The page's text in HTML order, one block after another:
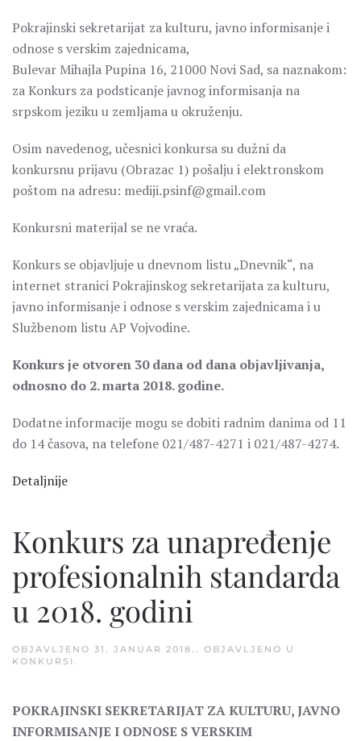
Pokrajinski sekretarijat za kulturu, javno informisanje i
odnose s verskim zajednicama,
Bulevar Mihajla Pupina 16, 21000 Novi Sad, sa naznakom:
za Konkurs za podsticanje javnog informisanja na
srpskom jeziku u zemljama u okruženju.
Osim navedenog, učesnici konkursa su dužni da
konkursnu prijavu (Obrazac 1) pošalju i elektronskom
poštom na adresu: mediji.psinf@gmail.com
Konkursni materijal se ne vraća.
Konkurs se objavljuje u dnevnom listu „Dnevnik“, na
internet stranici Pokrajinskog sekretarijata za kulturu,
javno informisanje i odnose s verskim zajednicama i u
Službenom listu AP Vojvodine.
Konkurs je otvoren 30 dana od dana objavljivanja,
odnosno do 2. marta 2018. godine.
Dodatne informacije mogu se dobiti radnim danima od 11
do 14 časova, na telefone 021/487-4271 i 021/487-4274.
Detaljnije
Konkurs za unapređenje
profesionalnih standarda
u 2018. godini
OBJAVLJENO 31. JANUAR 2018. . OBJAVLJENO U
KONKURSI .
POKRAJINSKI SEKRETARIJAT ZA KULTURU, JAVNO
INFORMISANJE I ODNOSE S VERSKIM